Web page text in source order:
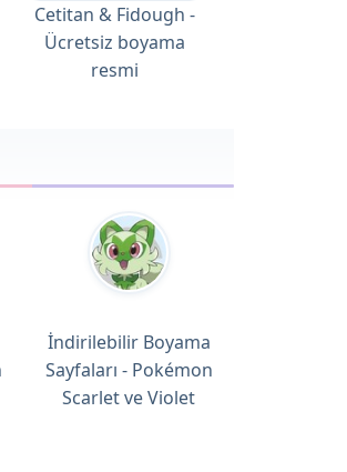
Cetitan & Fidough -
Ücretsiz boyama
resmi
İndirilebilir Boyama
Sayfaları - Pokémon
Scarlet ve Violet